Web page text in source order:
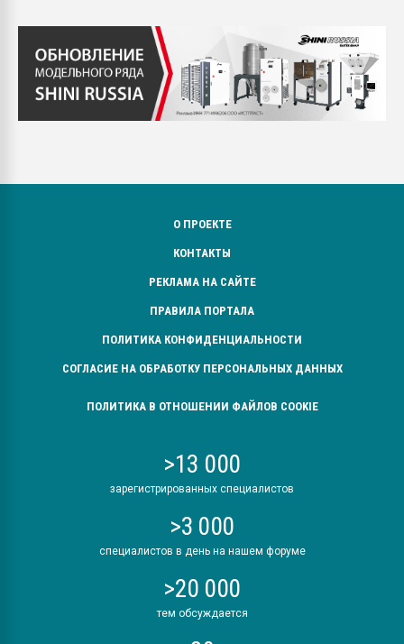
О ПРОЕКТЕ
КОНТАКТЫ
РЕКЛАМА НА САЙТЕ
ПРАВИЛА ПОРТАЛА
ПОЛИТИКА КОНФИДЕНЦИАЛЬНОСТИ
СОГЛАСИЕ НА ОБРАБОТКУ ПЕРСОНАЛЬНЫХ ДАННЫХ
ПОЛИТИКА В ОТНОШЕНИИ ФАЙЛОВ COOKIE
>13 000
зарегистрированных специалистов
>3 000
специалистов в день на нашем форуме
>20 000
тем обсуждается